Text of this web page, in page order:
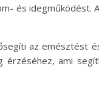
és
az emésztést
ami